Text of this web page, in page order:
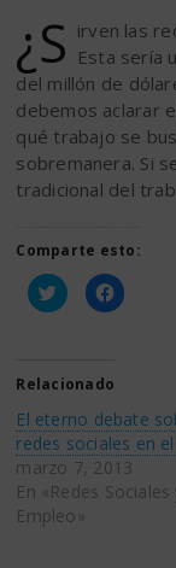
¿S irven las
Esta sería
del millón de
debemos aclarar
qué trabajo se
sobremanera. Si
tradicional del
Comparte esto:
Haz
clic
(Se
abre
una
ventana
nueva)
Haz
clic
una
ventana
nueva)
Relacionado
El eterno debate
redes sociales en
marzo 7, 2013
En «Redes Sociales
Empleo»